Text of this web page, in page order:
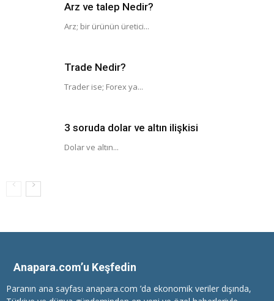
Arz ve talep Nedir?
Arz; bir ürünün üretici...
Trade Nedir?
Trader ise; Forex ya...
3 soruda dolar ve altın ilişkisi
Dolar ve altın...
Anapara.com’u Keşfedin
Paranın ana sayfası anapara.com ’da ekonomik veriler dışında,